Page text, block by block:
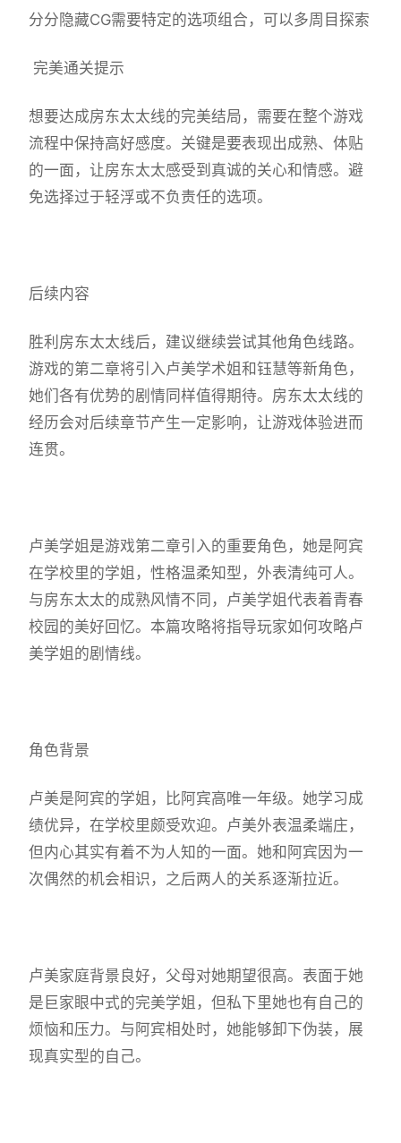
分分隐藏CG需要特定的选项组合，可以多周目探索
完美通关提示
想要达成房东太太线的完美结局，需要在整个游戏
流程中保持高好感度。关键是要表现出成熟、体贴
的一面，让房东太太感受到真诚的关心和情感。避
免选择过于轻浮或不负责任的选项。
后续内容
胜利房东太太线后，建议继续尝试其他角色线路。
游戏的第二章将引入卢美学术姐和钰慧等新角色，
她们各有优势的剧情同样值得期待。房东太太线的
经历会对后续章节产生一定影响，让游戏体验进而
连贯。
卢美学姐是游戏第二章引入的重要角色，她是阿宾
在学校里的学姐，性格温柔知型，外表清纯可人。
与房东太太的成熟风情不同，卢美学姐代表着青春
校园的美好回忆。本篇攻略将指导玩家如何攻略卢
美学姐的剧情线。
角色背景
卢美是阿宾的学姐，比阿宾高唯一年级。她学习成
绩优异，在学校里颇受欢迎。卢美外表温柔端庄，
但内心其实有着不为人知的一面。她和阿宾因为一
次偶然的机会相识，之后两人的关系逐渐拉近。
卢美家庭背景良好，父母对她期望很高。表面于她
是巨家眼中式的完美学姐，但私下里她也有自己的
烦恼和压力。与阿宾相处时，她能够卸下伪装，展
现真实型的自己。